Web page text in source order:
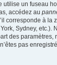
utilise un fuseau
accédez au
corresponde à la
Sydney, etc.).
des paramètres,
pas